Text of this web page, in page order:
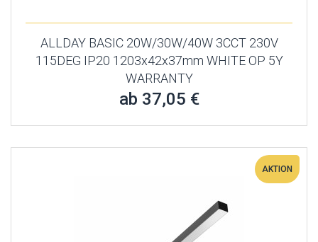
ALLDAY BASIC 20W/30W/40W 3CCT 230V
115DEG IP20 1203x42x37mm WHITE OP 5Y
WARRANTY
ab 37,05 €
AKTION